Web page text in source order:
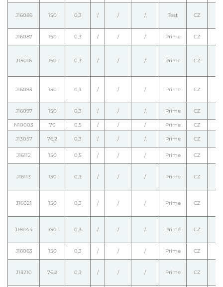
J16086 150 0,3 / / / Test CZ
J16087 150 0,3 / / / Prime CZ
J15016 150 0,3 / / / Prime CZ
J16093 150 0,3 / / / Prime CZ
J16097 150 0,3 / / / Prime CZ
N10003 70 0,5 / / / Prime CZ
J13057 76,2 0,3 / / / Prime CZ
J16112 150 0,5 / / / Prime CZ
J16113 150 0,3 / / / Prime CZ
J16021 150 0,3 / / / Prime CZ
J16044 150 0,3 / / / Prime CZ
J16063 150 0,3 / / / Prime CZ
J13210 76,2 0,3 / / / Prime CZ